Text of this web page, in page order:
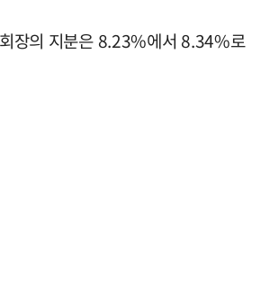
장의 지분은 8.23%에서 8.34%로